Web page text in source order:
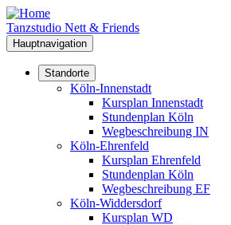
Direkt
zum
Inhalt
Tanzstudio Nett & Friends
Hauptnavigation
Standorte
Köln-Innenstadt
Kursplan Innenstadt
Stundenplan Köln
Wegbeschreibung IN
Köln-Ehrenfeld
Kursplan Ehrenfeld
Stundenplan Köln
Wegbeschreibung EF
Köln-Widdersdorf
Kursplan WD